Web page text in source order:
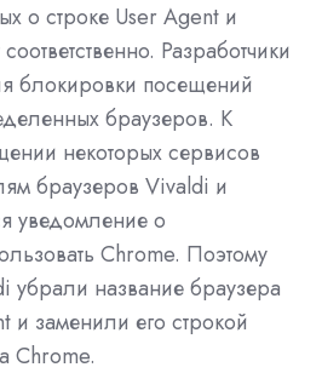
о строке User Agent и
Разработчики
блокировки посещений
браузеров. К
некоторых сервисов
браузеров Vivaldi и
уведомление о
Chrome. Поэтому
убрали название браузера
и заменили его строкой
Chrome.